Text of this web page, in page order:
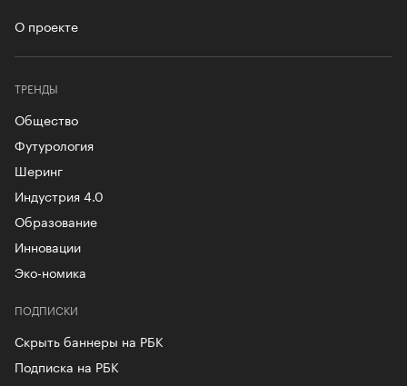
О проекте
ТРЕНДЫ
Общество
Футурология
Шеринг
Индустрия 4.0
Образование
Инновации
Эко-номика
ПОДПИСКИ
Скрыть баннеры на РБК
Подписка на РБК